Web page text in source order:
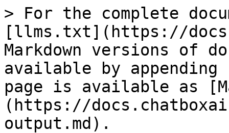
> For the complete
[llms.txt](https://
Markdown versions of
available by
page is available as
(https://
output.md).